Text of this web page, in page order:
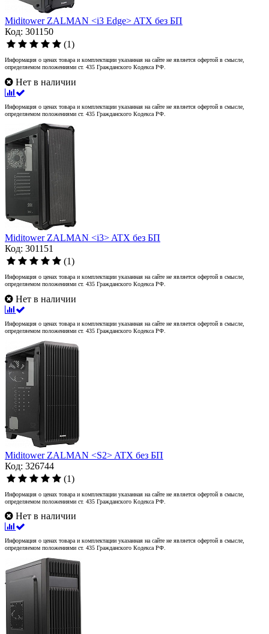
Miditower ZALMAN <i3 Edge> ATX без БП
Код: 301150
(1)
Информация о ценах товара и комплектации указанная на сайте не является офертой в смысле,
определяемом положениями ст. 435 Гражданского Кодекса РФ.
Нет в наличии
Информация о ценах товара и комплектации указанная на сайте не является офертой в смысле,
определяемом положениями ст. 435 Гражданского Кодекса РФ.
Miditower ZALMAN <i3> ATX без БП
Код: 301151
(1)
Информация о ценах товара и комплектации указанная на сайте не является офертой в смысле,
определяемом положениями ст. 435 Гражданского Кодекса РФ.
Нет в наличии
Информация о ценах товара и комплектации указанная на сайте не является офертой в смысле,
определяемом положениями ст. 435 Гражданского Кодекса РФ.
Miditower ZALMAN <S2> ATX без БП
Код: 326744
(1)
Информация о ценах товара и комплектации указанная на сайте не является офертой в смысле,
определяемом положениями ст. 435 Гражданского Кодекса РФ.
Нет в наличии
Информация о ценах товара и комплектации указанная на сайте не является офертой в смысле,
определяемом положениями ст. 435 Гражданского Кодекса РФ.